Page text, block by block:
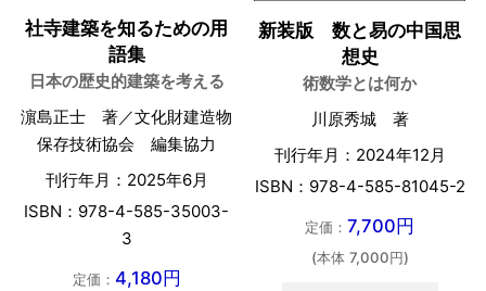
社寺建築を知るための用
語集
日本の歴史的建築を考える
濵島正士 著／文化財建造物
保存技術協会 編集協力
刊行年月：2025年6月
ISBN：978-4-585-35003-
3
定価： 4,180円
新装版 数と易の中国思
想史
術数学とは何か
川原秀城 著
刊行年月：2024年12月
ISBN：978-4-585-81045-2
定価： 7,700円
(本体 7,000円)